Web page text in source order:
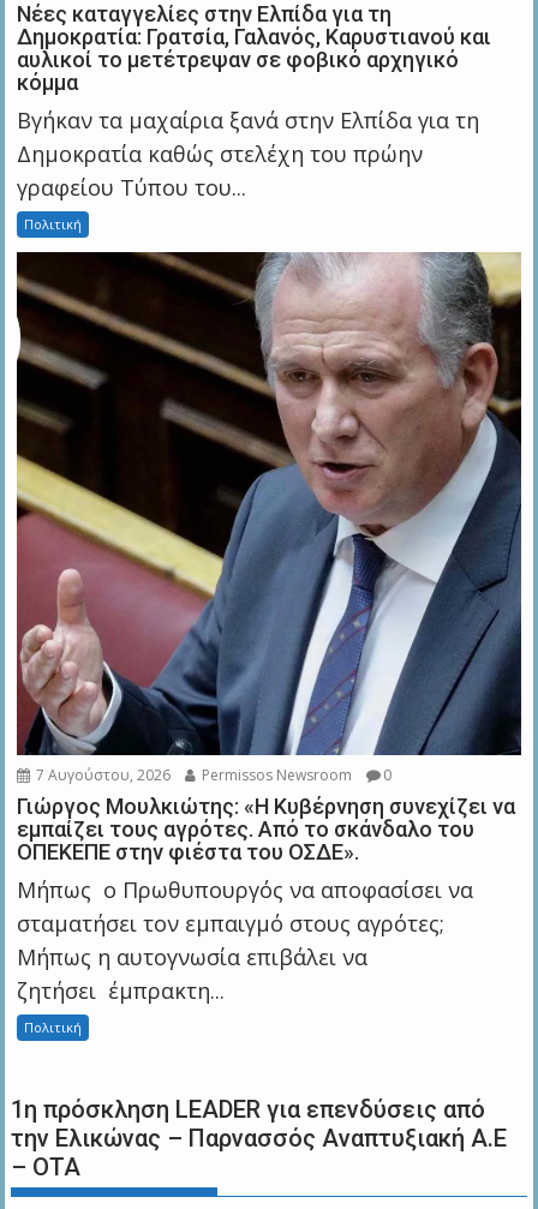
Νέες καταγγελίες στην Ελπίδα για τη
Δημοκρατία: Γρατσία, Γαλανός, Καρυστιανού και
αυλικοί το μετέτρεψαν σε φοβικό αρχηγικό
κόμμα
Βγήκαν τα μαχαίρια ξανά στην Ελπίδα για τη
Δημοκρατία καθώς στελέχη του πρώην
γραφείου Τύπου του...
Πολιτική
7 Αυγούστου, 2026 Permissos Newsroom 0
Γιώργος Μουλκιώτης: «Η Κυβέρνηση συνεχίζει να
εμπαίζει τους αγρότες. Από το σκάνδαλο του
ΟΠΕΚΕΠΕ στην φιέστα του ΟΣΔΕ».
Μήπως ο Πρωθυπουργός να αποφασίσει να
σταματήσει τον εμπαιγμό στους αγρότες;
Μήπως η αυτογνωσία επιβάλει να
ζητήσει έμπρακτη...
Πολιτική
1η πρόσκληση LEADER για επενδύσεις από
την Ελικώνας – Παρνασσός Αναπτυξιακή Α.Ε
– ΟΤΑ